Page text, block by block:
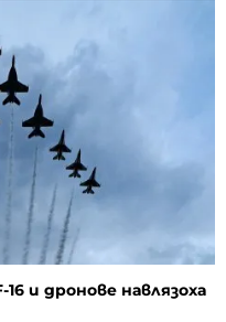
и дронове навлязоха